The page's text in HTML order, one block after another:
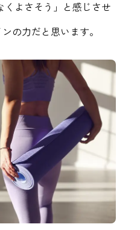
くよさそう」と感じさせ
の力だと思います。